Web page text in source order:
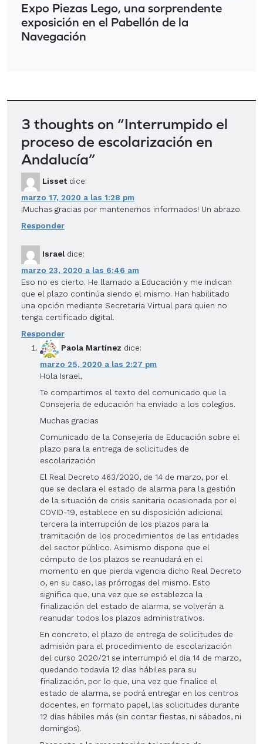
Expo Piezas Lego, una sorprendente
exposición en el Pabellón de la
Navegación
3 thoughts on “Interrumpido el
proceso de escolarización en
Andalucía”
Lisset dice:
marzo 17, 2020 a las 1:28 pm
¡Muchas gracias por mantenernos informados! Un abrazo.
Responder
Israel dice:
marzo 23, 2020 a las 6:46 am
Eso no es cierto. He llamado a Educación y me indican
que el plazo continúa siendo el mismo. Han habilitado
una opción mediante Secretaría Virtual para quien no
tenga certificado digital.
Responder
Paola Martínez dice:
marzo 25, 2020 a las 2:27 pm
Hola Israel,
Te compartimos el texto del comunicado que la
Consejería de educación ha enviado a los colegios.
Muchas gracias
Comunicado de la Consejería de Educación sobre el
plazo para la entrega de solicitudes de
escolarización
El Real Decreto 463/2020, de 14 de marzo, por el
que se declara el estado de alarma para la gestión
de la situación de crisis sanitaria ocasionada por el
COVID-19, establece en su disposición adicional
tercera la interrupción de los plazos para la
tramitación de los procedimientos de las entidades
del sector público. Asimismo dispone que el
cómputo de los plazos se reanudará en el
momento en que pierda vigencia dicho Real Decreto
o, en su caso, las prórrogas del mismo. Esto
significa que, una vez que se establezca la
finalización del estado de alarma, se volverán a
reanudar todos los plazos administrativos.
En concreto, el plazo de entrega de solicitudes de
admisión para el procedimiento de escolarización
del curso 2020/21 se interrumpió el día 14 de marzo,
quedando todavía 12 días hábiles para su
finalización, por lo que, una vez que finalice el
estado de alarma, se podrá entregar en los centros
docentes, en formato papel, las solicitudes durante
12 días hábiles más (sin contar fiestas, ni sábados, ni
domingos).